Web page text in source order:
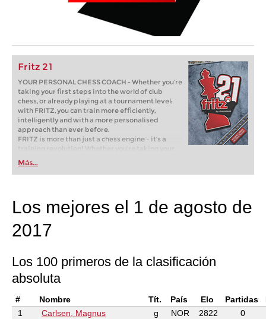
Fritz 21
YOUR PERSONAL CHESS COACH - Whether you’re
taking your first steps into the world of club
chess, or already playing at a tournament level:
with FRITZ, you can train more efficiently,
intelligently and with a more personalised
approach than ever before.
FRITZ is more than just a chess engine – it’s a
training revolution! Whether you’re taking your
first steps into the world of club chess, or already
playing at a tournament level: with FRITZ, you can
train more efficiently, intelligently and with a
Más...
Los mejores el 1 de agosto de
2017
Los 100 primeros de la clasificación
absoluta
# Nombre Tít. País Elo Partidas
1
Carlsen, Magnus g NOR 2822
0